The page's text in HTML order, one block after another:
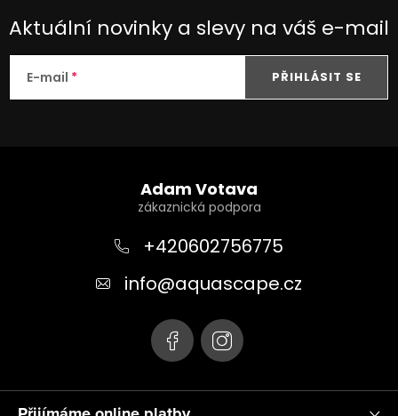
Aktuální novinky a slevy na váš e-mail
E-mail PŘIHLÁSIT SE
Adam Votava
+420602756775
info@aquascape.cz